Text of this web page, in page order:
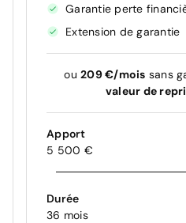
Garantie perte
Extension de garantie
ou209 €/mois sans
valeur de
Apport
5 500 €
Durée
36 mois